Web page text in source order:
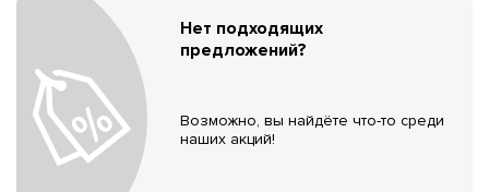
Нет подходящих
предложений?
Возможно, вы найдёте что-то среди
наших акций!